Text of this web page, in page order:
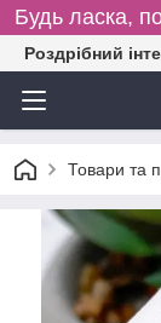
Будь ласка,
Роздрібний
Товари та